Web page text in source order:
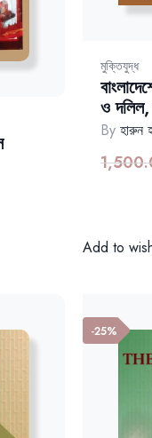
মুক্তিযুদ্ধ
ও
Byহারুন
Add to
-25%